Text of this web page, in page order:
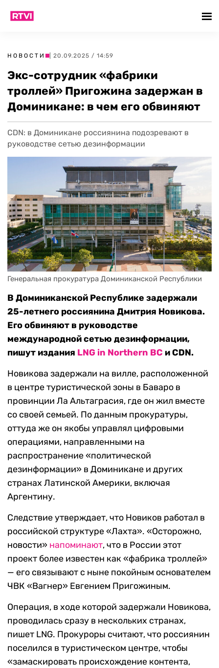
НОВОСТИ | 20.09.2025 / 14:59
Экс-сотрудник «фабрики
троллей» Пригожина задержан в
Доминикане: в чем его обвиняют
CDN: в Доминикане россиянина подозревают в
руководстве сетью дезинформации
Генеральная прокуратура Доминиканской Республики
В Доминиканской Республике задержали
25-летнего россиянина Дмитрия Новикова.
Его обвиняют в руководстве
международной сетью дезинформации,
пишут издания LNG in Northern BC и CDN.
Новикова задержали на вилле, расположенной
в центре туристической зоны в Баваро в
провинции Ла Альтаграсия, где он жил вместе
со своей семьей. По данным прокуратуры,
оттуда же он якобы управлял цифровыми
операциями, направленными на
распространение «политической
дезинформации» в Доминикане и других
странах Латинской Америки, включая
Аргентину.
Следствие утверждает, что Новиков работал в
российской структуре «Лахта». «Осторожно,
новости» напоминают, что в России этот
проект более известен как «фабрика троллей»
— его связывают с ныне покойным основателем
ЧВК «Вагнер» Евгением Пригожиным.
Операция, в ходе которой задержали Новикова,
проводилась сразу в нескольких странах,
пишет LNG. Прокуроры считают, что россиянин
поселился в туристическом центре, чтобы
«замаскировать происхождение контента,